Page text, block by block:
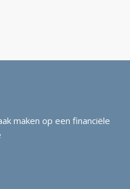
maken op een financiële